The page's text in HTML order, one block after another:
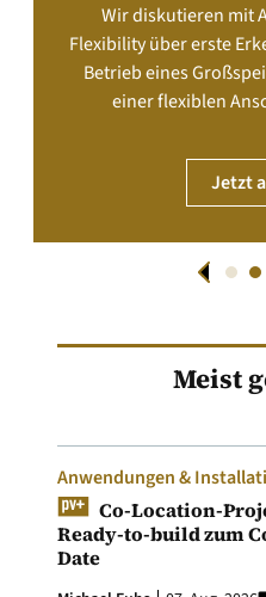
Wir diskutieren mit
Flexibility über erste
Betrieb eines
einer flexiblen
Jetzt
Meist
Anwendungen &
Co-Location-
Ready-to-build zum
Date